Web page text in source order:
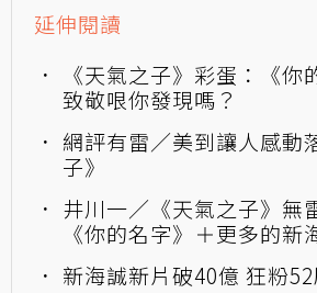
延伸閱讀
《天氣之子》彩蛋：《你
致敬哏你發現嗎？
網評有雷／美到讓人感動
子》
井川一／《天氣之子》無
《你的名字》＋更多的新
新海誠新片破40億 狂粉